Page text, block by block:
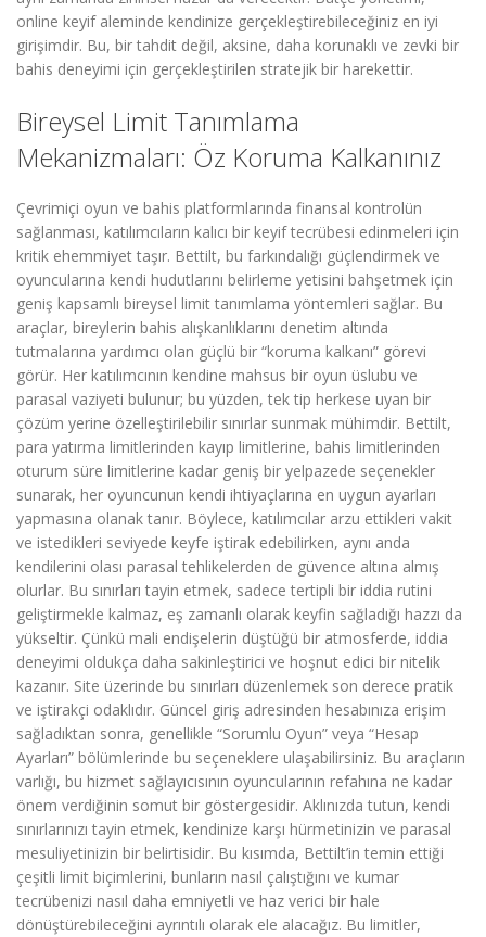
online keyif aleminde kendinize gerçekleştirebileceğiniz en iyi
girişimdir. Bu, bir tahdit değil, aksine, daha korunaklı ve zevki bir
bahis deneyimi için gerçekleştirilen stratejik bir harekettir.
Bireysel Limit Tanımlama
Mekanizmaları: Öz Koruma Kalkanınız
Çevrimiçi oyun ve bahis platformlarında finansal kontrolün
sağlanması, katılımcıların kalıcı bir keyif tecrübesi edinmeleri için
kritik ehemmiyet taşır. Bettilt, bu farkındalığı güçlendirmek ve
oyuncularına kendi hudutlarını belirleme yetisini bahşetmek için
geniş kapsamlı bireysel limit tanımlama yöntemleri sağlar. Bu
araçlar, bireylerin bahis alışkanlıklarını denetim altında
tutmalarına yardımcı olan güçlü bir “koruma kalkanı” görevi
görür. Her katılımcının kendine mahsus bir oyun üslubu ve
parasal vaziyeti bulunur; bu yüzden, tek tip herkese uyan bir
çözüm yerine özelleştirilebilir sınırlar sunmak mühimdir. Bettilt,
para yatırma limitlerinden kayıp limitlerine, bahis limitlerinden
oturum süre limitlerine kadar geniş bir yelpazede seçenekler
sunarak, her oyuncunun kendi ihtiyaçlarına en uygun ayarları
yapmasına olanak tanır. Böylece, katılımcılar arzu ettikleri vakit
ve istedikleri seviyede keyfe iştirak edebilirken, aynı anda
kendilerini olası parasal tehlikelerden de güvence altına almış
olurlar. Bu sınırları tayin etmek, sadece tertipli bir iddia rutini
geliştirmekle kalmaz, eş zamanlı olarak keyfin sağladığı hazzı da
yükseltir. Çünkü mali endişelerin düştüğü bir atmosferde, iddia
deneyimi oldukça daha sakinleştirici ve hoşnut edici bir nitelik
kazanır. Site üzerinde bu sınırları düzenlemek son derece pratik
ve iştirakçi odaklıdır. Güncel giriş adresinden hesabınıza erişim
sağladıktan sonra, genellikle “Sorumlu Oyun” veya “Hesap
Ayarları” bölümlerinde bu seçeneklere ulaşabilirsiniz. Bu araçların
varlığı, bu hizmet sağlayıcısının oyuncularının refahına ne kadar
önem verdiğinin somut bir göstergesidir. Aklınızda tutun, kendi
sınırlarınızı tayin etmek, kendinize karşı hürmetinizin ve parasal
mesuliyetinizin bir belirtisidir. Bu kısımda, Bettilt’in temin ettiği
çeşitli limit biçimlerini, bunların nasıl çalıştığını ve kumar
tecrübenizi nasıl daha emniyetli ve haz verici bir hale
dönüştürebileceğini ayrıntılı olarak ele alacağız. Bu limitler,